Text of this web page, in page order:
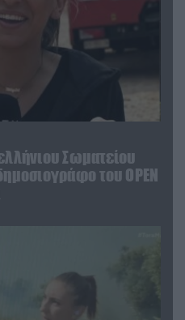
Σωματείου
του OPEN